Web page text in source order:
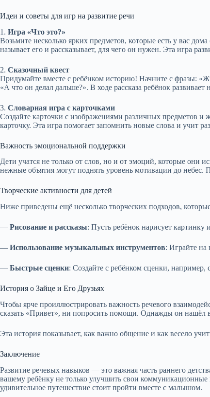
Идеи и советы для игр на развитие речи
1. Игра «Что это?»
Возьмите несколько ярких предметов, которые есть у вас
называет его и рассказывает, для чего он нужен. Эта игра
2. Сказочный квест
Придумайте вместе с ребёнком историю! Начните с фразы:
«А что он делал дальше?». В ходе рассказа ребёнок развивает
3. Словарная игра с карточками
Создайте карточки с изображениями различных предметов
карточку. Эта игра помогает запомнить новые слова и учит
Важность эмоциональной поддержки
Дети учатся не только от слов, но и от эмоций, которые они
нежные объятия могут поднять уровень мотивации до небес.
Творческие активности для детей
Ниже приведены ещё несколько творческих подходов,
— Рисование и рассказы: Пусть ребёнок нарисует картинку
— Использование музыкальных инструментов: Играйте на
— Быстрые сценки: Создайте с ребёнком сценки,
История о Зайце и Его Друзьях
Чтобы ярче проиллюстрировать важность речевого
сказать «Привет», ни попросить помощи. Однажды он нашёл
Эта история показывает, как важно общение и как весело
Заключение
Развитие речевых навыков — это важная часть раннего
вашему ребёнку не только улучшить свои
удивительное путешествие стоит пройти вместе с малышом.